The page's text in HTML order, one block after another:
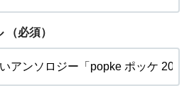
（必須）